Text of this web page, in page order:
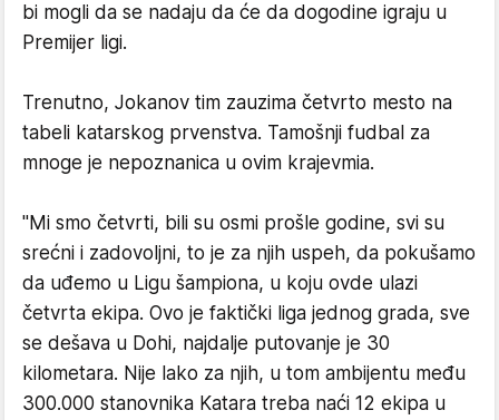
bi mogli da se nadaju da će da dogodine igraju u
Premijer ligi.
Trenutno, Jokanov tim zauzima četvrto mesto na
tabeli katarskog prvenstva. Tamošnji fudbal za
mnoge je nepoznanica u ovim krajevmia.
"Mi smo četvrti, bili su osmi prošle godine, svi su
srećni i zadovoljni, to je za njih uspeh, da pokušamo
da uđemo u Ligu šampiona, u koju ovde ulazi
četvrta ekipa. Ovo je faktički liga jednog grada, sve
se dešava u Dohi, najdalje putovanje je 30
kilometara. Nije lako za njih, u tom ambijentu među
300.000 stanovnika Katara treba naći 12 ekipa u